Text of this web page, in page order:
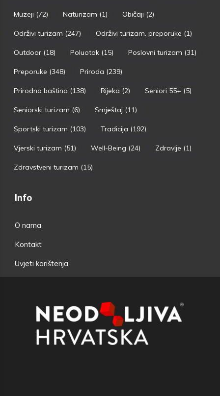
Muzeji (72) Naturizam (1) Običaji (2)
Održivi turizam (247) Održivi turizam. preporuke (1)
Outdoor (18) Poluotok (15) Poslovni turizam (31)
Preporuke (348) Priroda (239)
Prirodna baština (138) Rijeka (2) Seniori 55+ (5)
Seniorski turizam (6) Smještaj (11)
Sportski turizam (103) Tradicija (192)
Vjerski turizam (51) Well-Being (24) Zdravlje (1)
Zdravstveni turizam (15)
Info
O nama
Kontakt
Uvjeti korištenja